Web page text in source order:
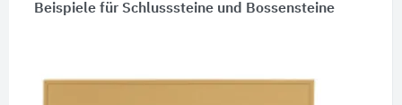
Beispiele für Schlusssteine und Bossensteine